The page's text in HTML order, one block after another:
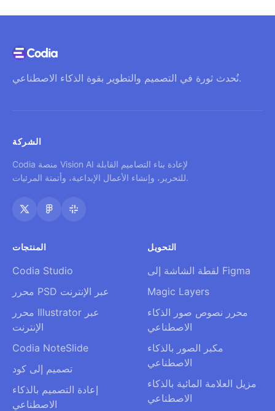
نُحدث ثورة في التصميم والتطوير بقوة الذكاء الاصطناعي.
الشركة
Codia منصة Vision AI لإعادة بناء التصاميم القابلة
للتحرير، وإنشاء الأعمال الإبداعية، وأتمتة المرئيات.
المنتجات
Codia Studio
محرر PSD عبر الإنترنت
محرر Illustrator عبر
الإنترنت
Codia NoteSlide
تصميم إلى كود
إعادة التصميم بالذكاء
الاصطناعي
التحويل
لقطة الشاشة إلى Figma
Magic Layers
محرر نصوص صور الذكاء
الاصطناعي
مكبر الصور بالذكاء
الاصطناعي
مزيل العلامة المائية بالذكاء
الاصطناعي